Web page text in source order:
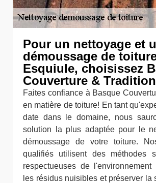
Pour un nettoyage et
démoussage de
Esquiule, choisissez
Couverture &
Faites confiance à Basque
en matière de toiture! En tant
date dans le domaine, nous
solution la plus adaptée pour le
démoussage de votre toiture.
qualifiés utilisent des méthodes
respectueuses de
les résidus nuisibles et préserver la